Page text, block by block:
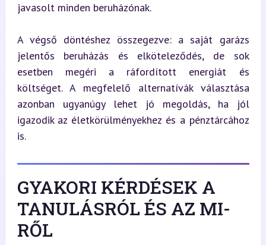
javasolt minden beruházónak.
A végső döntéshez összegezve: a saját garázs
jelentős beruházás és elköteleződés, de sok
esetben megéri a ráfordított energiát és
költséget. A megfelelő alternatívák választása
azonban ugyanúgy lehet jó megoldás, ha jól
igazodik az életkörülményekhez és a pénztárcához
is.
GYAKORI KÉRDÉSEK A
TANULÁSRÓL ÉS AZ MI-
RŐL